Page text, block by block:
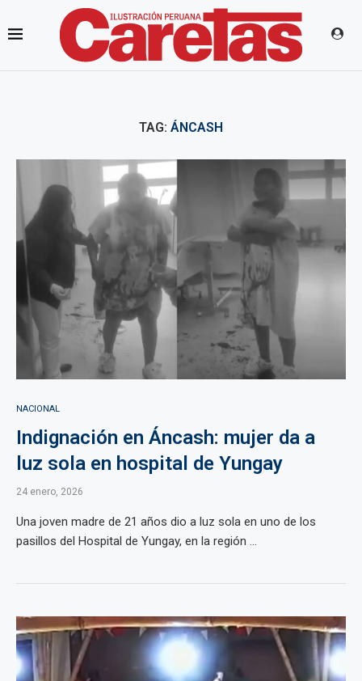
TAG: ÁNCASH
NACIONAL
Indignación en Áncash: mujer da a
luz sola en hospital de Yungay
24 enero, 2026
Una joven madre de 21 años dio a luz sola en uno de los
pasillos del Hospital de Yungay, en la región ...